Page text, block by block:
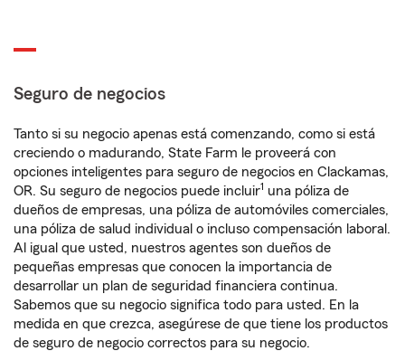
Seguro de negocios
Tanto si su negocio apenas está comenzando, como si está
creciendo o madurando, State Farm le proveerá con
opciones inteligentes para seguro de negocios en Clackamas,
OR. Su seguro de negocios puede incluir1 una póliza de
dueños de empresas, una póliza de automóviles comerciales,
una póliza de salud individual o incluso compensación laboral.
Al igual que usted, nuestros agentes son dueños de
pequeñas empresas que conocen la importancia de
desarrollar un plan de seguridad financiera continua.
Sabemos que su negocio significa todo para usted. En la
medida en que crezca, asegúrese de que tiene los productos
de seguro de negocio correctos para su negocio.